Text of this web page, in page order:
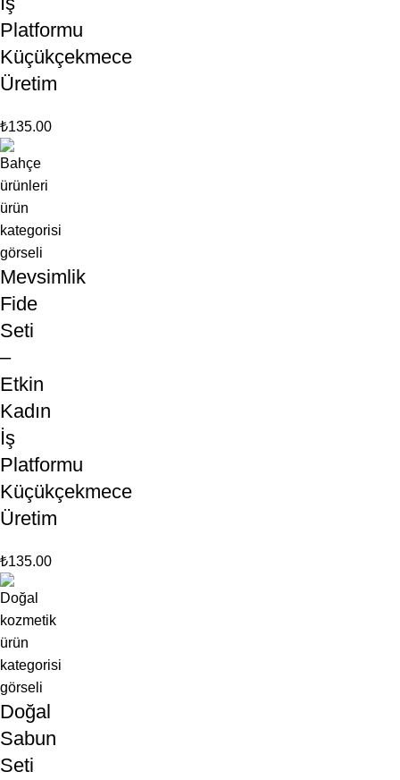
Platformu
Küçükçekmece
Üretim
₺135.00
Mevsimlik
Fide
Seti
–
Etkin
Kadın
İş
Platformu
Küçükçekmece
Üretim
₺135.00
Doğal
Sabun
Seti